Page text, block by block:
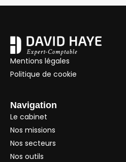
Mentions légales
Politique de cookie
Navigation
Le cabinet
Nos missions
Nos secteurs
Nos outils